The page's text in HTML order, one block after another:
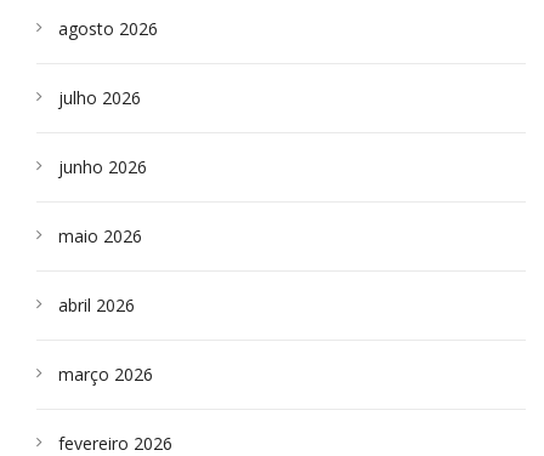
agosto 2026
julho 2026
junho 2026
maio 2026
abril 2026
março 2026
fevereiro 2026